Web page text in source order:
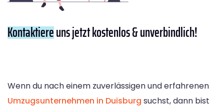
Kontaktiereuns jetzt kostenlos & unverbindlich!
Wenn du nach einem zuverlässigen und erfahrenen
Umzugsunternehmen in Duisburg suchst, dann bist